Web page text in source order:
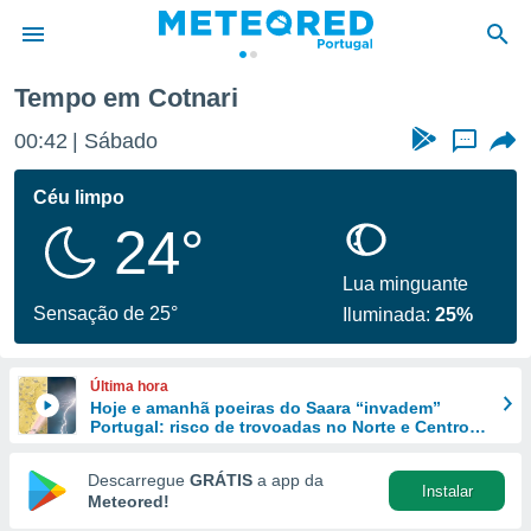
da
foi
fornecidas
a este
das
e
forma
digital
Tempo em Cotnari
00:42 Sábado ...
Céu limpo
24°
Sensação de 25°
Lua minguante
Iluminada:25%
Última hora
Hoje e amanhã poeiras do Saara “invadem”
Portugal: risco de trovoadas no Norte e Centro
Descarregue GRÁTIS a app da
Meteored!
Instalar